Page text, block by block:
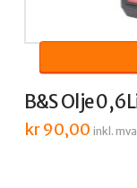
B&S Olje
kr90,00 inkl.